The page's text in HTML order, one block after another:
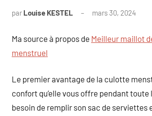
par Louise KESTEL mars 30, 2024
Ma source à propos de Meilleur maillot
menstruel
Le premier avantage de la culotte
confort qu’elle vous offre pendant toute
besoin de remplir son sac de serviettes